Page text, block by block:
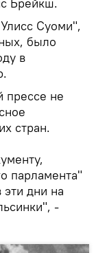
Брейкш.
Суоми",
было
в
прессе не
стран.
парламента"
дни на
-